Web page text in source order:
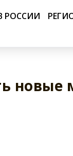
РОССИИ
новые